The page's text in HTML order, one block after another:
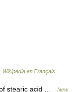
Wikipédia en Français
stearic acid …
New